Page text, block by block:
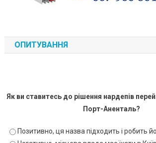
ОПИТУВАННЯ
Як ви ставитесь до рішення нардепів
Порт-Аненталь?
Позитивно, ця назва підходить і робить